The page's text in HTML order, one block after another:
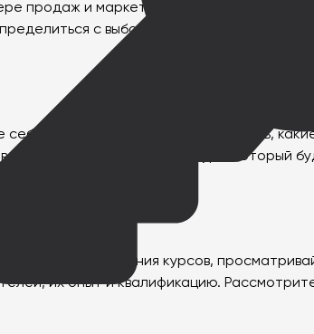
продаж и маркетинга. Однако выбор
с выбором курса по продажам
вопросы: что вы хотите достичь,
знаний, чтобы выбрать курс, который
читайте описания курсов,
их опыт и квалификацию.